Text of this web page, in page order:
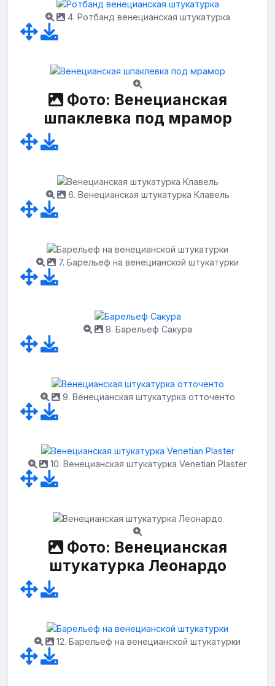
4. Ротбанд венецианская штукатурка
Фото: Венецианская
шпаклевка под мрамор
6. Венецианская штукатурка Клавель
7. Барельеф на венецианской штукатурки
8. Барельеф Сакура
9. Венецианская штукатурка отточенто
10. Венецианская штукатурка Venetian Plaster
Фото: Венецианская
штукатурка Леонардо
12. Барельеф на венецианской штукатурки